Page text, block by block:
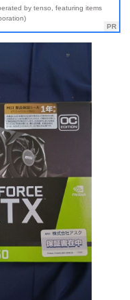
by tenso, featuring items